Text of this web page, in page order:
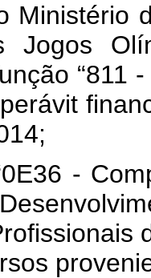
Ministério
Jogos
“811
-